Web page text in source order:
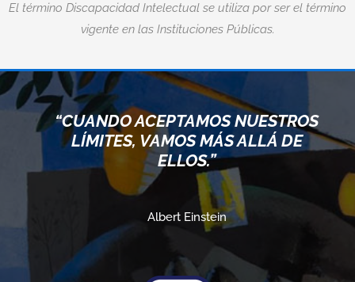
El término Discapacidad Intelectual se utiliza por ser el término
vigente en las Instituciones Públicas.
“CUANDO ACEPTAMOS NUESTROS
LÍMITES, VAMOS MÁS ALLÁ DE
ELLOS.”
Albert Einstein